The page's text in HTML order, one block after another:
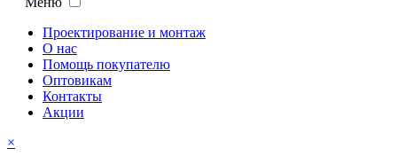
Проектирование и монтаж
О нас
Помощь покупателю
Оптовикам
Контакты
Акции
×